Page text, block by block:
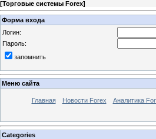
[Торговые системы Forex]
Форма входа
Логин:
Пароль:
запомнить
Меню сайта
Главная Новости Forex Аналитика
Categories